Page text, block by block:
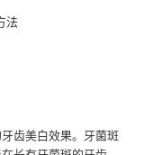
法
齿美白效果。牙菌斑